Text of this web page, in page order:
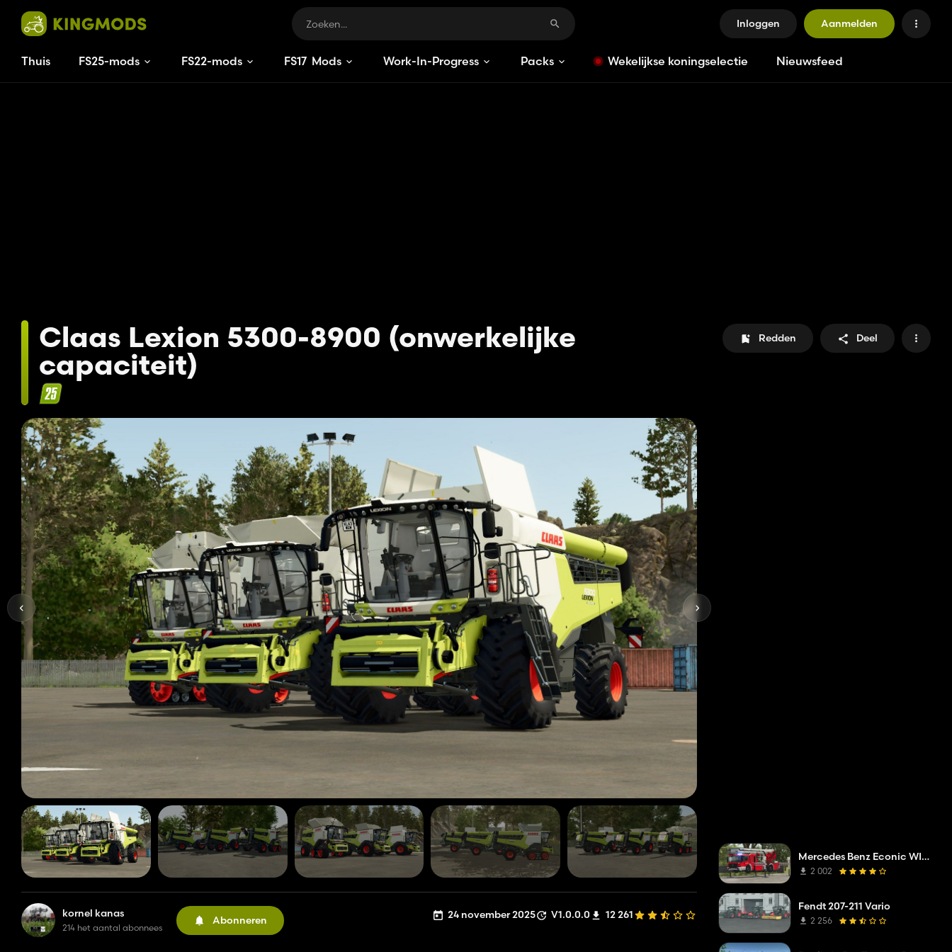
Inloggen Aanmelden
Thuis FS25-mods FS22-mods FS17 Mods Work-In-Progress Packs Wekelijkse koningselectie Nieuwsfeed
Claas Lexion 5300-8900 (onwerkelijke
capaciteit)
Redden Deel
kornel kanas
214 het aantal abonnees
Abonneren 24 november 2025 V1.0.0.0 12 261
Mercedes Benz Econic WISS telescopisch mastplatform
2 002
Fendt 207-211 Vario
2 256